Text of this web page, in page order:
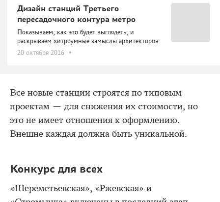
Дизайн станций Третьего
пересадочного контура метро
Показываем, как это будет выглядеть, и
раскрываем хитроумные замыслы архитекторов
20 октября 2016
Все новые станции строятся по типовым
проектам — для снижения их стоимости, но
это не имеет отношения к оформлению.
Внешне каждая должна быть уникальной.
Конкурс для всех
«Шереметьевская», «Ржевская» и